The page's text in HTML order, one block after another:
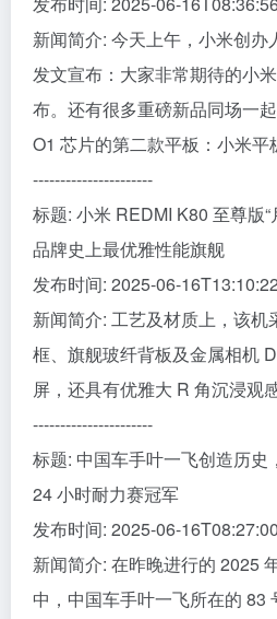
新闻简介: 今天上午，小米创
发文宣布：大家非常期待的小
布。还有很多重磅新品同场一
O1 芯片的第二款平板：小米平
----------------------
标题: 小米 REDMI K80 至尊版
品牌史上最优雅性能旗舰
发布时间: 2025-06-
新闻简介: 工艺及材质上，该机
框、旗舰玻纤背板及金属相机
屏，还具有优雅大 R 角沉浸观感
----------------------
标题: 中国车手叶一飞创造历史
24 小时耐力赛冠军
发布时间: 2025-06-
新闻简介: 在昨晚进行的 2025
中，中国车手叶一飞所在的 83